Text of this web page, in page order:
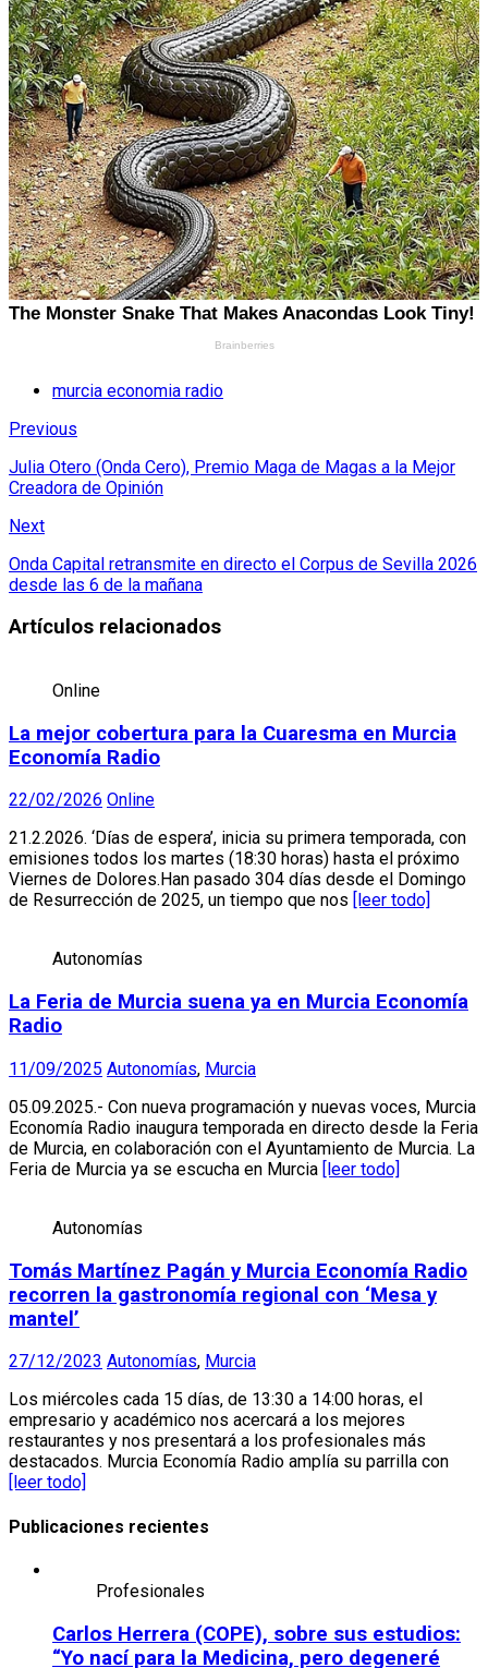
murcia economia radio
Previous
Julia Otero (Onda Cero), Premio Maga de Magas a la Mejor
Creadora de Opinión
Next
Onda Capital retransmite en directo el Corpus de Sevilla 2026
desde las 6 de la mañana
Artículos relacionados
Online
La mejor cobertura para la Cuaresma en Murcia
Economía Radio
22/02/2026 Online
21.2.2026. ‘Días de espera’, inicia su primera temporada, con
emisiones todos los martes (18:30 horas) hasta el próximo
Viernes de Dolores.Han pasado 304 días desde el Domingo
de Resurrección de 2025, un tiempo que nos
[leer todo]
Autonomías
La Feria de Murcia suena ya en Murcia Economía
Radio
11/09/2025 Autonomías, Murcia
05.09.2025.- Con nueva programación y nuevas voces, Murcia
Economía Radio inaugura temporada en directo desde la Feria
de Murcia, en colaboración con el Ayuntamiento de Murcia. La
Feria de Murcia ya se escucha en Murcia [leer todo]
Autonomías
Tomás Martínez Pagán y Murcia Economía Radio
recorren la gastronomía regional con ‘Mesa y
mantel’
27/12/2023 Autonomías, Murcia
Los miércoles cada 15 días, de 13:30 a 14:00 horas, el
empresario y académico nos acercará a los mejores
restaurantes y nos presentará a los profesionales más
destacados. Murcia Economía Radio amplía su parrilla con
[leer todo]
Publicaciones recientes
Profesionales
Carlos Herrera (COPE), sobre sus estudios:
“Yo nací para la Medicina, pero degeneré